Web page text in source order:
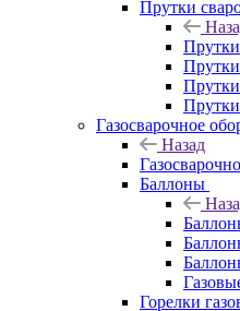
Прутки
Прутки
Прутки
Газосварочное
Назад
Баллоны
Горелки